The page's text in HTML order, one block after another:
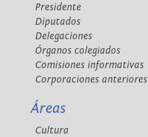
Presidente
Diputados
Delegaciones
Órganos colegiados
Comisiones informativas
Corporaciones anteriores
Áreas
Cultura